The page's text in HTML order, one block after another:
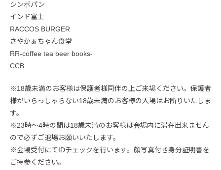
シンボパン
インド富士
RACCOS BURGER
さやかぁちゃん食堂
RR-coffee tea beer books-
CCB
※18歳未満のお客様は保護者様同伴の上ご来場ください。保護者
様がいらっしゃらない18歳未満のお客様の入場はお断りいたしま
す。
※23時～4時の間は18歳未満のお客様は会場内に滞在出来ません
ので必ずご退場お願いいたします。
※会場受付にてIDチェックを行います。顔写真付き身分証明書を
ご持参ください。